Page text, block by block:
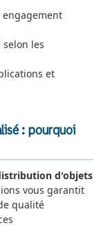
selon les
et
: pourquoi
d'objets
vous garantit
qualité